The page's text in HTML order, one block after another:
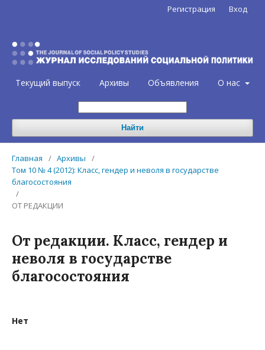
Текущий выпуск Архивы Объявления О нас
Найти
Регистрация Вход
Главная / Архивы
/
Том 10 № 4 (2012): Класс, гендер и неволя в государстве
благосостояния
/
ОТ РЕДАКЦИИ
От редакции. Класс, гендер и
неволя в государстве
благосостояния
Нет